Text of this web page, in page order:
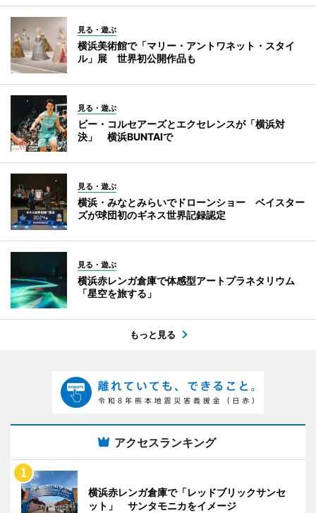
見る・遊ぶ
横浜美術館で「マリー・アントワネット・スタイ
ル」展 世界初公開作品も
見る・遊ぶ
ビー・コルセアーズとエクセレンスが「横浜対
決」 横浜BUNTAIで
見る・遊ぶ
横浜・みなとみらいでドローンショー ベイスター
ズが球団初のギネス世界記録認定
見る・遊ぶ
横浜赤レンガ倉庫で体感型アートプラネタリウム
「星空を旅する」
もっと見る
アクセスランキング
横浜赤レンガ倉庫で「レッドブリックサンセ
ット」 サンタモニカをイメージ